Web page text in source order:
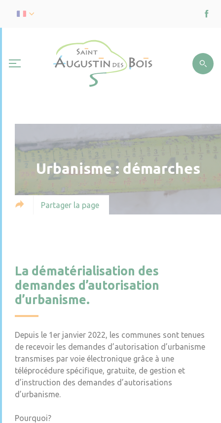
Urbanisme : démarches
Partager la page
La dématérialisation des
demandes d’autorisation
d’urbanisme.
Depuis le 1er janvier 2022, les communes sont tenues
de recevoir les demandes d’autorisation d’urbanisme
transmises par voie électronique grâce à une
téléprocédure spécifique, gratuite, de gestion et
d’instruction des demandes d’autorisations
d’urbanisme.
Pourquoi?